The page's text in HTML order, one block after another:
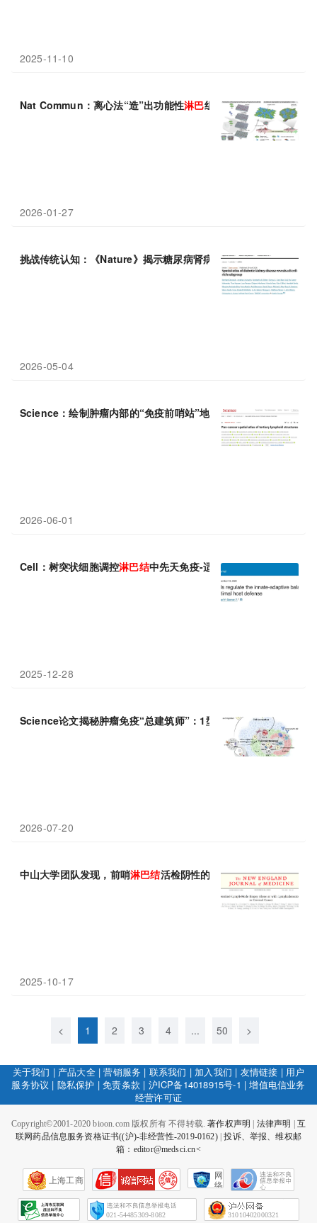
2025-11-10
Nat Commun：离心法“造”出功能性淋巴组织，切除的淋巴结能“
2026-01-27
挑战传统认知：《Nature》揭示糖尿病肾病中B细胞形成三级淋巴
2026-05-04
Science：绘制肿瘤内部的“免疫前哨站”地图，王凌华等团队揭示
2026-06-01
Cell：树突状细胞调控淋巴结中先天免疫-适应性免疫平衡，实现
2025-12-28
Science论文揭秘肿瘤免疫“总建筑师”：1型树突状细胞搭建三级
2026-07-20
中山大学团队发现，前哨淋巴结活检阴性的早期宫颈癌患者无需盆
2025-10-17
< 1 2 3 4 ... 50 >
关于我们 | 产品大全|营销服务 | 联系我们 | 加入我们 | 友情链接 | 用户
服务协议 | 隐私保护 |免责条款 | 沪ICP备14018915号-1 |增值电信业务
经营许可证
Copyright©2001-2020 bioon.com 版权所有 不得转载.著作权声明 法律声明
互
联网药品信息服务资格证书((沪)-非经营性-2019-0162)|投诉、举报、维权邮
箱：editor@medsci.cn<
上海工商
网
络
会
征
021-54485309-8082 31010402000321